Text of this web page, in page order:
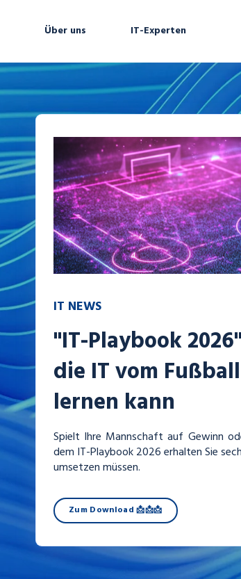
Über uns IT-Experten
IT NEWS
"IT-Playbook
die IT vom
lernen kann
Spielt Ihre Mannschaft auf Gewinn
dem IT-Playbook 2026 erhalten Sie
umsetzen müssen.
Zum Download 📩📩📩